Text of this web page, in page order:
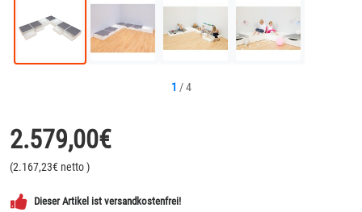
1 /4
2.579,00€
(2.167,23€ netto)
Dieser Artikel ist versandkostenfrei!